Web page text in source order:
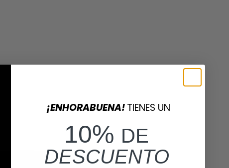
¡ENHORABUENA! TIENES UN
10% DE
DESCUENTO